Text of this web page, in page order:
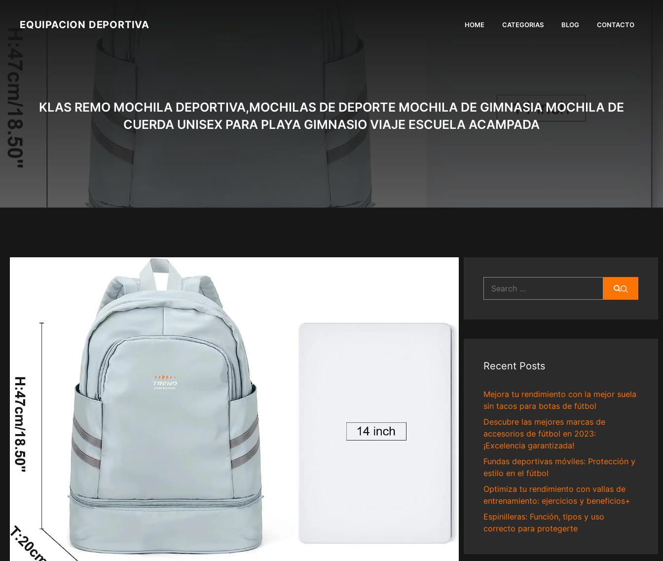
contentEQUIPACION DEPORTIVA HOME CATEGORIAS BLOG CONTACTO
KLAS REMO MOCHILA DEPORTIVA,MOCHILAS DE DEPORTE MOCHILA DE GIMNASIA MOCHILA DE
CUERDA UNISEX PARA PLAYA GIMNASIO VIAJE ESCUELA ACAMPADA
for:
Recent Posts
Mejora tu rendimiento con la mejor suela
sin tacos para botas de fútbol
Descubre las mejores marcas de
accesorios de fútbol en 2023:
¡Excelencia garantizada!
Fundas deportivas móviles: Protección y
estilo en el fútbol
Optimiza tu rendimiento con vallas de
entrenamiento: ejercicios y beneficios+
Espinilleras: Función, tipos y uso
correcto para protegerte